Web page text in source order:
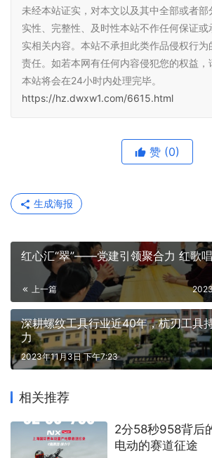
未经本站证实，对本文以及其中全部或者
实性、完整性、及时性本站不作任何保证
实相关内容。本站不承担此类作品侵权行为
责任。如若本网有任何内容侵犯您的权益，
本站将会在24小时内处理完毕。
https://hz.dwxw1.com/6615.html
赞 (0)
生成海报
红心汇“翠”——党建引领聚合力 红歌
上一篇
深耕螺纹工具行业近40年，杭刃工具
力
2023年11月3日 下午7:23
相关推荐
2分58秒958背后
电动的赛道征途